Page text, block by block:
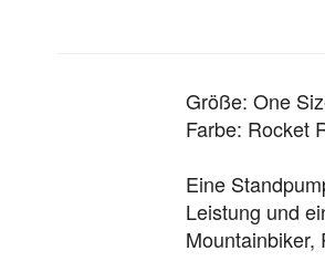
Größe: One
Farbe: Rocket
Eine
Leistung und
Mountainbiker,